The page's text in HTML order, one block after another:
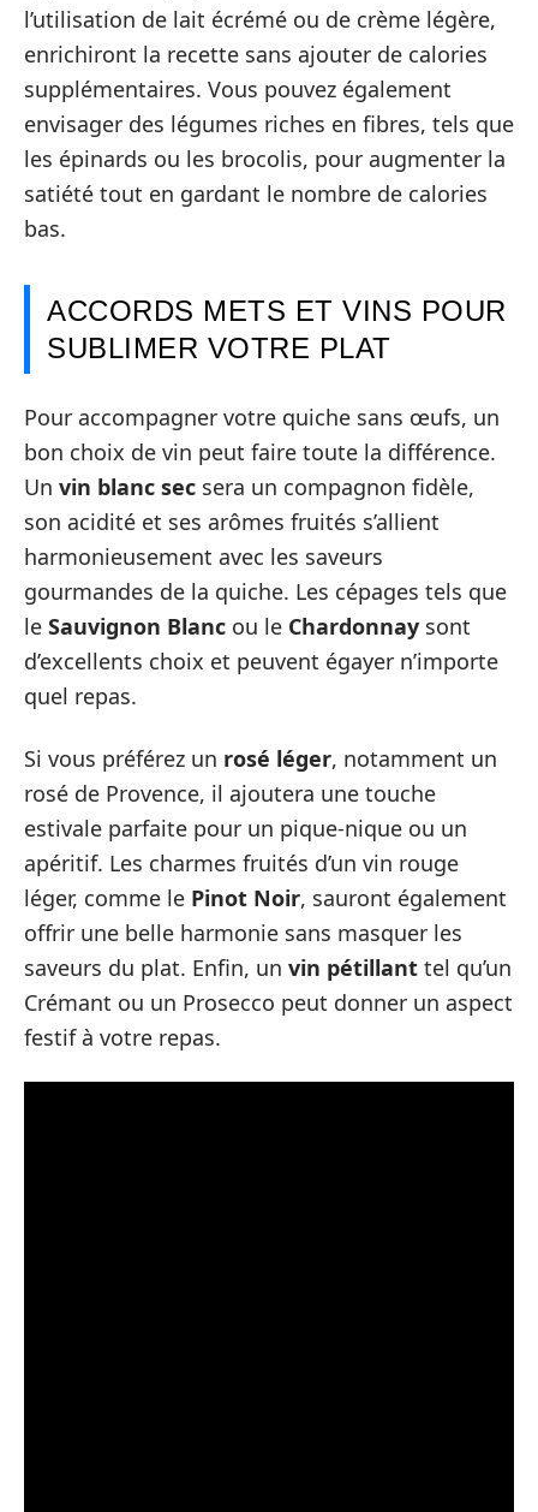
l’utilisation de lait écrémé ou de crème légère,
enrichiront la recette sans ajouter de calories
supplémentaires. Vous pouvez également
envisager des légumes riches en fibres, tels que
les épinards ou les brocolis, pour augmenter la
satiété tout en gardant le nombre de calories
bas.
ACCORDS METS ET VINS POUR
SUBLIMER VOTRE PLAT
Pour accompagner votre quiche sans œufs, un
bon choix de vin peut faire toute la différence.
Un vin blanc sec sera un compagnon fidèle,
son acidité et ses arômes fruités s’allient
harmonieusement avec les saveurs
gourmandes de la quiche. Les cépages tels que
le Sauvignon Blanc ou le Chardonnay sont
d’excellents choix et peuvent égayer n’importe
quel repas.
Si vous préférez un rosé léger, notamment un
rosé de Provence, il ajoutera une touche
estivale parfaite pour un pique-nique ou un
apéritif. Les charmes fruités d’un vin rouge
léger, comme le Pinot Noir, sauront également
offrir une belle harmonie sans masquer les
saveurs du plat. Enfin, un vin pétillant tel qu’un
Crémant ou un Prosecco peut donner un aspect
festif à votre repas.